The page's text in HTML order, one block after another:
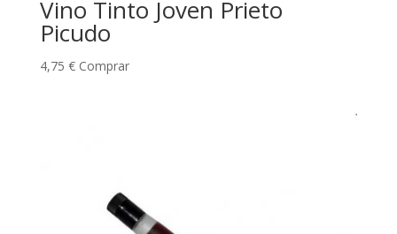
Vino Tinto Joven Prieto
Picudo
4,75 € Comprar